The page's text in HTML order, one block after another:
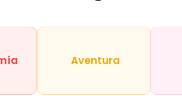
Aventura